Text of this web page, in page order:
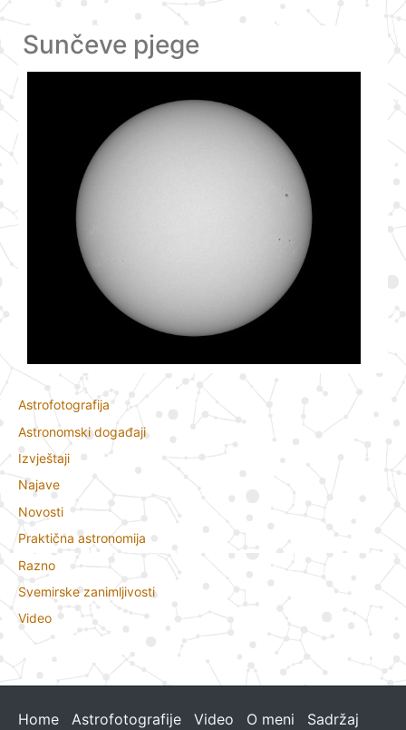
Sunčeve pjege
Astrofotografija
Astronomski događaji
Izvještaji
Najave
Novosti
Praktična astronomija
Razno
Svemirske zanimljivosti
Video
Home Astrofotografije Video O meni
Sadržaj